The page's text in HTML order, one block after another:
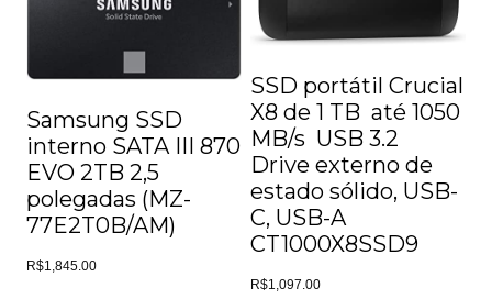
Samsung SSD
interno SATA III 870
EVO 2TB 2,5
polegadas (MZ-
77E2T0B/AM)
R$1,845.00
SSD portátil Crucial
X8 de 1 TB  até 1050
MB/s  USB 3.2 
Drive externo de
estado sólido, USB-
C, USB-A 
CT1000X8SSD9
R$1,097.00